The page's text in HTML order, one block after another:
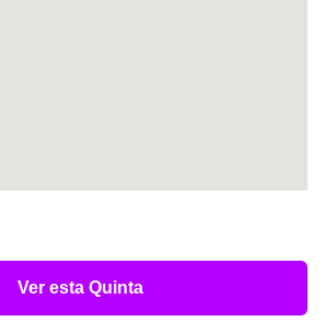
Ver esta Quinta